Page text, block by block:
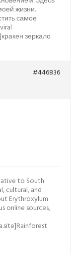
жизни.
самое
зеркало
#446836
to South
cultural, and
Erythroxylum
online sources,